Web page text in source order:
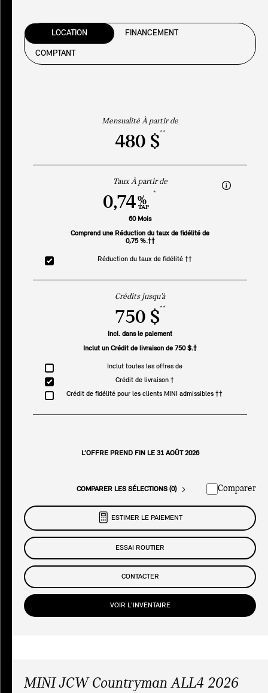
LOCATION FINANCEMENT
COMPTANT
Mensualité À partir de
480 $**
Taux À partir de
0,74%
TAP
*
60 Mois
Comprend une Réduction du taux de fidélité de
0,75 %.††
Réduction du taux de fidélité ††
Crédits jusqu’à
750 $**
Incl. dans le paiement
Inclut un Crédit de livraison de 750 $.†
Inclut toutes les offres de
Crédit de livraison †
Crédit de fidélité pour les clients MINI admissibles ††
L’OFFRE PREND FIN LE 31 AOÛT 2026
Comparer
COMPARER LES SÉLECTIONS (0)
ESTIMER LE PAIEMENT
ESSAI ROUTIER
CONTACTER
VOIR L'INVENTAIRE
MINI JCW Countryman ALL4 2026